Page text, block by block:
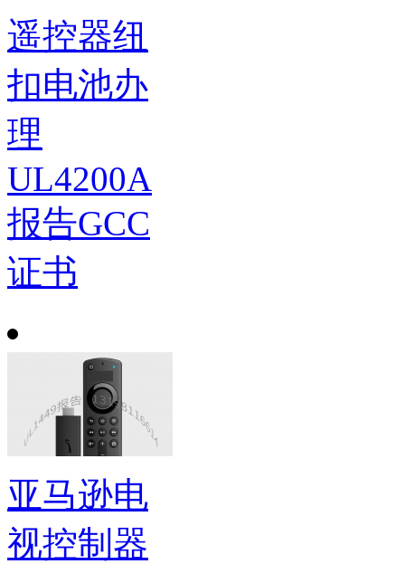
遥控器纽
扣电池办
理
UL4200A
报告GCC
证书
亚马逊电
视控制器